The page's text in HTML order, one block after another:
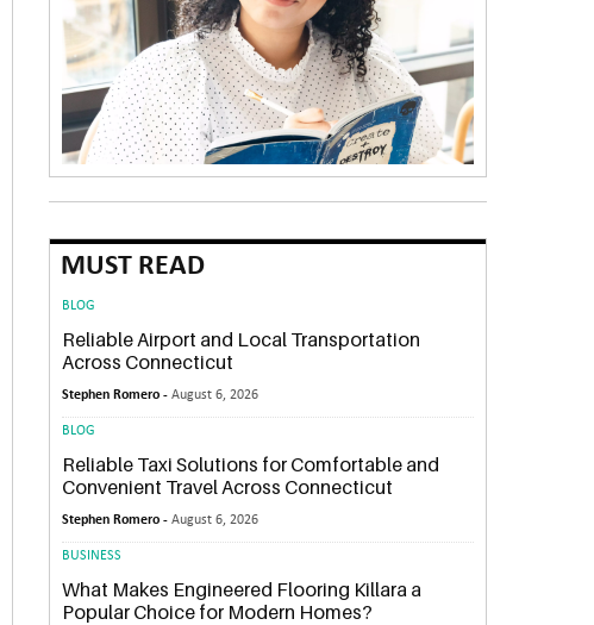
MUST READ
BLOG
Reliable Airport and Local Transportation
Across Connecticut
Stephen Romero -August 6, 2026
BLOG
Reliable Taxi Solutions for Comfortable and
Convenient Travel Across Connecticut
Stephen Romero -August 6, 2026
BUSINESS
What Makes Engineered Flooring Killara a
Popular Choice for Modern Homes?